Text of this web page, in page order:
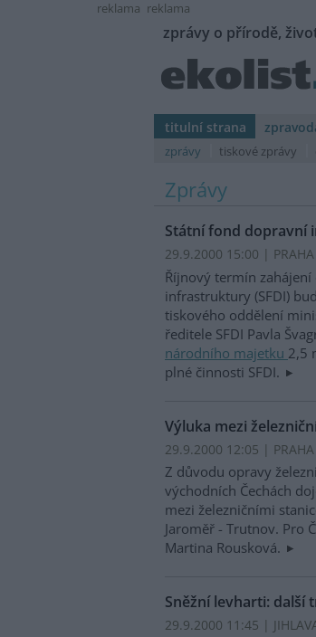
reklama reklama
zprávy o přírodě,
titulní strana
zprávy tiskové zprávy
Zprávy
Státní fond dopravní
29.9.2000 15:00 | PRAHA
Říjnový termín
infrastruktury (SFDI)
tiskového oddělení
ředitele SFDI Pavla
národního majetku 2,5
plné činnosti SFDI.
Výluka mezi
29.9.2000 12:05 | PRAHA
Z důvodu opravy
východních Čechách
mezi železničními
Jaroměř - Trutnov. Pro
Martina Rousková.
Sněžní levharti: další
29.9.2000 11:45 |